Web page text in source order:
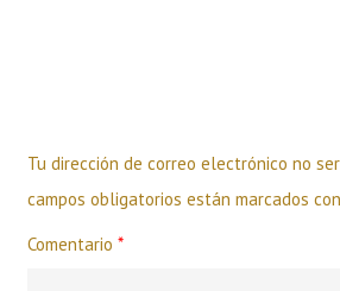
Tu dirección de correo electrónico no
campos obligatorios están marcados
Comentario*